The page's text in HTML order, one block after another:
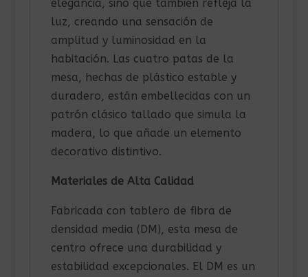
elegancia, sino que también refleja la
luz, creando una sensación de
amplitud y luminosidad en la
habitación. Las cuatro patas de la
mesa, hechas de plástico estable y
duradero, están embellecidas con un
patrón clásico tallado que simula la
madera, lo que añade un elemento
decorativo distintivo.
Materiales de Alta Calidad
Fabricada con tablero de fibra de
densidad media (DM), esta mesa de
centro ofrece una durabilidad y
estabilidad excepcionales. El DM es un